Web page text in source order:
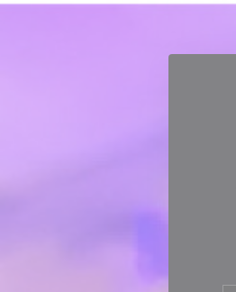
Painel de Gerenciamento de Cookies